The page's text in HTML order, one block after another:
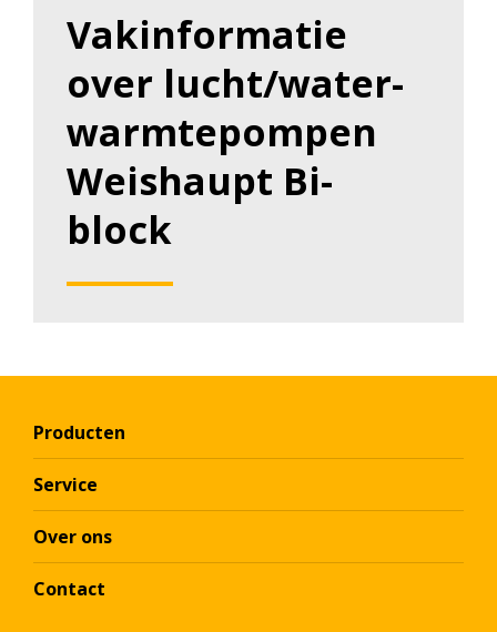
Vakinformatie
over lucht/water-
warmtepompen
Weishaupt Bi-
block
Producten
Service
Over ons
Contact